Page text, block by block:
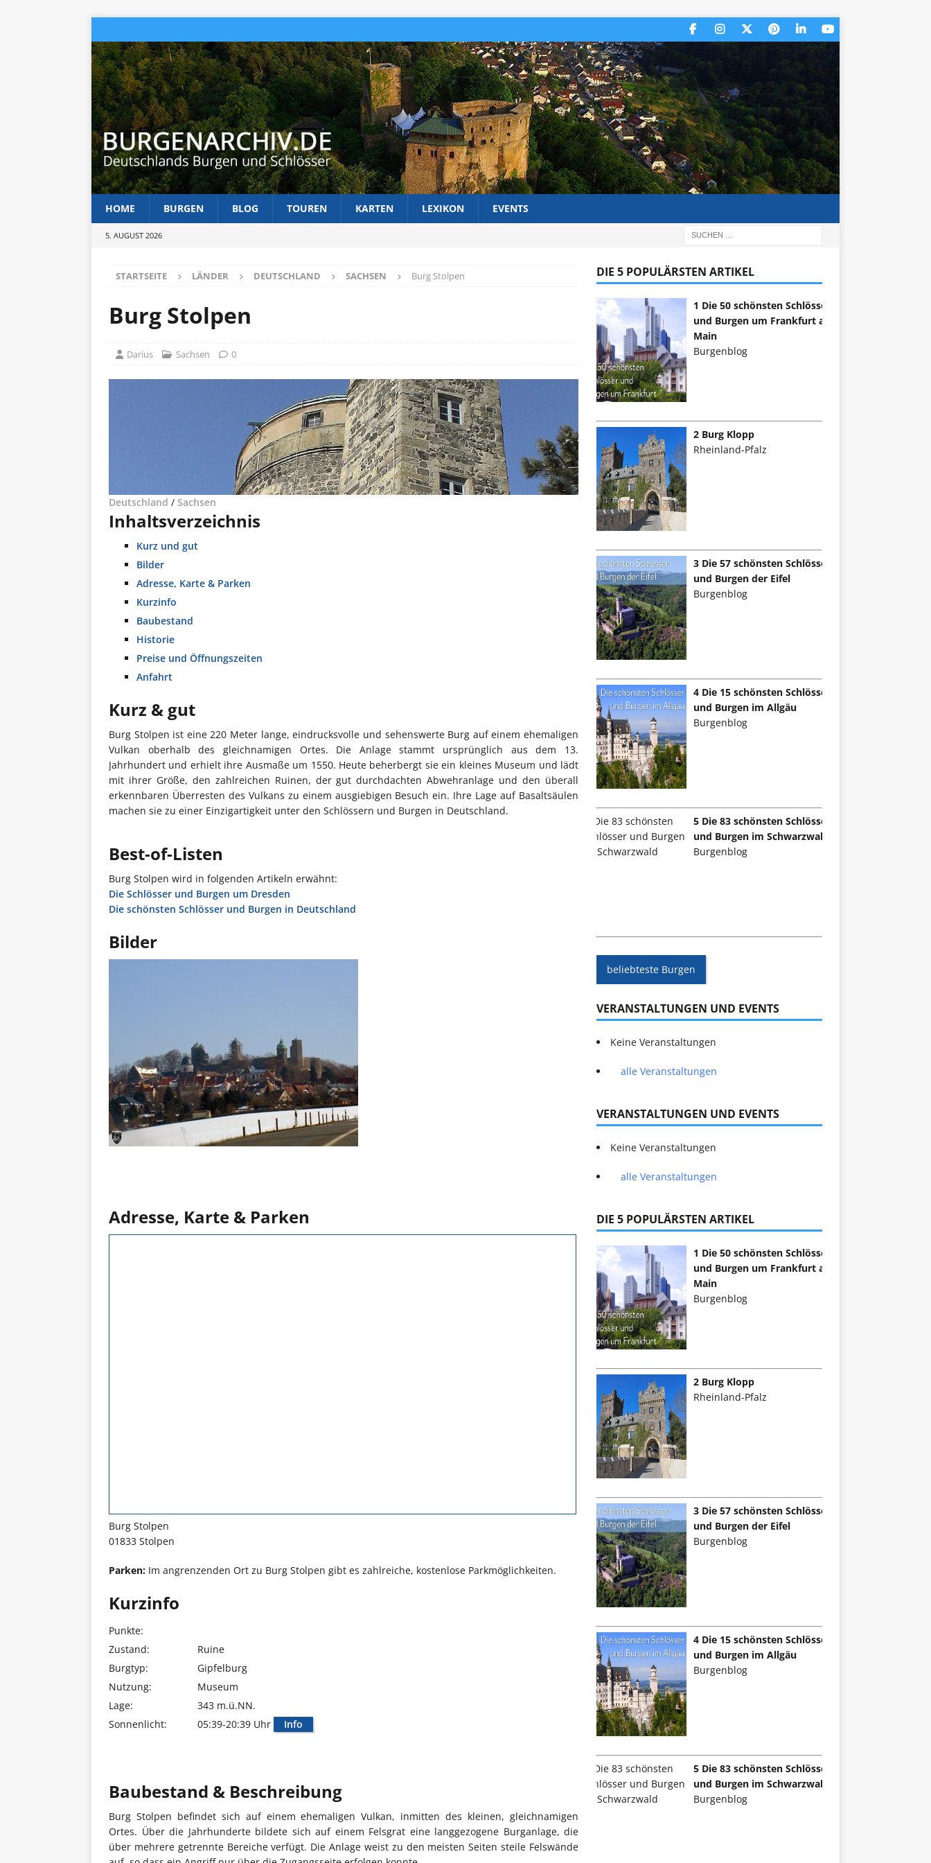
HOME BURGEN BLOG TOUREN KARTEN LEXIKON EVENTS
5. AUGUST 2026
STARTSEITE LÄNDER DEUTSCHLAND SACHSEN Burg Stolpen
Burg Stolpen
Darius Sachsen 0
Deutschland / Sachsen
Inhaltsverzeichnis
Kurz und gut
Bilder
Adresse, Karte & Parken
Kurzinfo
Baubestand
Historie
Preise und Öffnungszeiten
Anfahrt
Kurz & gut
Burg Stolpen ist eine 220 Meter lange, eindrucksvolle und sehenswerte Burg auf einem ehemaligen
Vulkan oberhalb des gleichnamigen Ortes. Die Anlage stammt ursprünglich aus dem 13.
Jahrhundert und erhielt ihre Ausmaße um 1550. Heute beherbergt sie ein kleines Museum und lädt
mit ihrer Größe, den zahlreichen Ruinen, der gut durchdachten Abwehranlage und den überall
erkennbaren Überresten des Vulkans zu einem ausgiebigen Besuch ein. Ihre Lage auf Basaltsäulen
machen sie zu einer Einzigartigkeit unter den Schlössern und Burgen in Deutschland.
Best-of-Listen
Burg Stolpen wird in folgenden Artikeln erwähnt:
Die Schlösser und Burgen um Dresden
Die schönsten Schlösser und Burgen in Deutschland
Bilder
Adresse, Karte & Parken
Burg Stolpen
01833 Stolpen
Parken: Im angrenzenden Ort zu Burg Stolpen gibt es zahlreiche, kostenlose Parkmöglichkeiten.
Kurzinfo
Punkte:
Zustand:
Ruine
Burgtyp:
Gipfelburg
Nutzung:
Museum
Lage:
343 m.ü.NN.
Sonnenlicht:
05:39-20:39 Uhr Info
Baubestand & Beschreibung
Burg Stolpen befindet sich auf einem ehemaligen Vulkan, inmitten des kleinen, gleichnamigen
Ortes. Über die Jahrhunderte bildete sich auf einem Felsgrat eine langgezogene Burganlage, die
über mehrere getrennte Bereiche verfügt. Die Anlage weist zu den meisten Seiten steile Felswände
DIE 5 POPULÄRSTEN ARTIKEL
1 Die 50 schönsten Schlösser
und Burgen um Frankfurt am
Main
Burgenblog
2 Burg Klopp
Rheinland-Pfalz
3 Die 57 schönsten Schlösser
und Burgen der Eifel
Burgenblog
4 Die 15 schönsten Schlösser
und Burgen im Allgäu
Burgenblog
5 Die 83 schönsten Schlösser
und Burgen im Schwarzwald
Burgenblog
beliebteste Burgen
VERANSTALTUNGEN UND EVENTS
Keine Veranstaltungen
alle Veranstaltungen
VERANSTALTUNGEN UND EVENTS
Keine Veranstaltungen
alle Veranstaltungen
DIE 5 POPULÄRSTEN ARTIKEL
1 Die 50 schönsten Schlösser
und Burgen um Frankfurt am
Main
Burgenblog
2 Burg Klopp
Rheinland-Pfalz
3 Die 57 schönsten Schlösser
und Burgen der Eifel
Burgenblog
4 Die 15 schönsten Schlösser
und Burgen im Allgäu
Burgenblog
5 Die 83 schönsten Schlösser
und Burgen im Schwarzwald
Burgenblog